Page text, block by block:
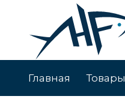
Главная Товары